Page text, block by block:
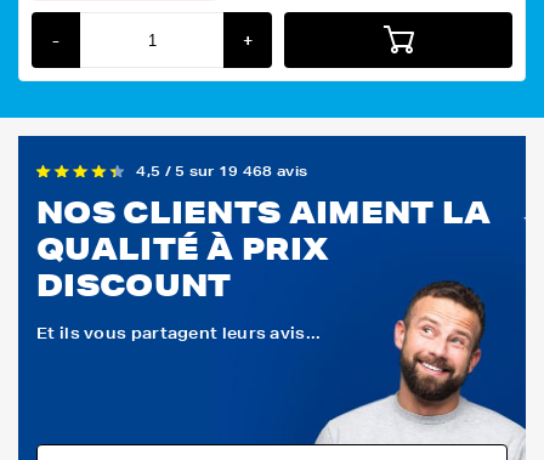
- +
4,5 / 5 sur 19 468 avis
NOS CLIENTS AIMENT LA
QUALITÉ À PRIX
DISCOUNT
Et ils vous partagent leurs avis...